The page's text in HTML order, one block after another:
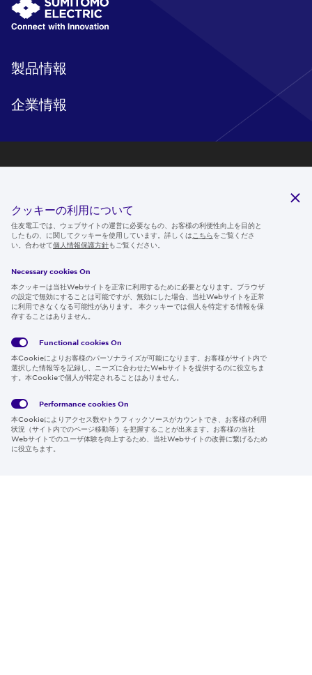
製品情報
企業情報
ニュースルーム
IR情報
採用情報
Global
Policy
サイト
約
Region & Language:
Japan | JP
クッキーの利用について
住友電工では、ウェブサイトの運営に必要なもの、お客様の利便性向上を目的と
したもの、に関してクッキーを使用しています。詳しくは こちらをご覧くださ
い。合わせて個人情報保護方針もご覧ください。
Necessary cookies On
本クッキーは当社Webサイトを正常に利用するために必要となります。ブラウザ
の設定で無効にすることは可能ですが、無効にした場合、当社Webサイトを正常
に利用できなくなる可能性があります。 本クッキーでは個人を特定する情報を保
存することはありません。
Functional cookies On
本Cookieによりお客様のパーソナライズが可能になります。お客様がサイト内で
選択した情報等を記録し、ニーズに合わせたWebサイトを提供するのに役立ちま
す。本Cookieで個人が特定されることはありません。
Performance cookies On
本Cookieによりアクセス数やトラフィックソースがカウントでき、お客様の利用
状況（サイト内でのページ移動等）を把握することが出来ます。お客様の当社
Webサイトでのユーザ体験を向上するため、当社Webサイトの改善に繋げるため
に役立ちます。